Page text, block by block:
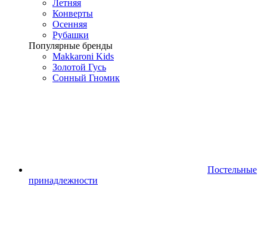
Летняя
Конверты
Осенняя
Рубашки
Популярные бренды
Makkaroni Kids
Золотой Гусь
Сонный Гномик
Постельные
принадлежности